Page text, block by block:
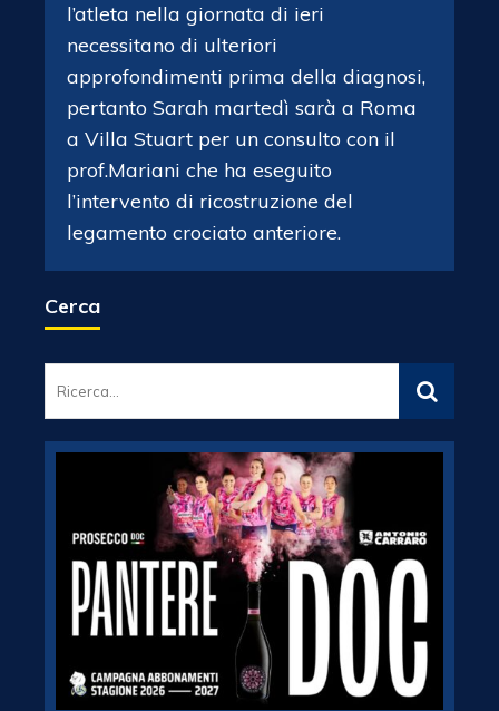
l’atleta nella giornata di ieri
necessitano di ulteriori
approfondimenti prima della diagnosi,
pertanto Sarah martedì sarà a Roma
a Villa Stuart per un consulto con il
prof.Mariani che ha eseguito
l’intervento di ricostruzione del
legamento crociato anteriore.
Cerca